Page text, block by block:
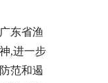
东省渔
,进一步
范和遏